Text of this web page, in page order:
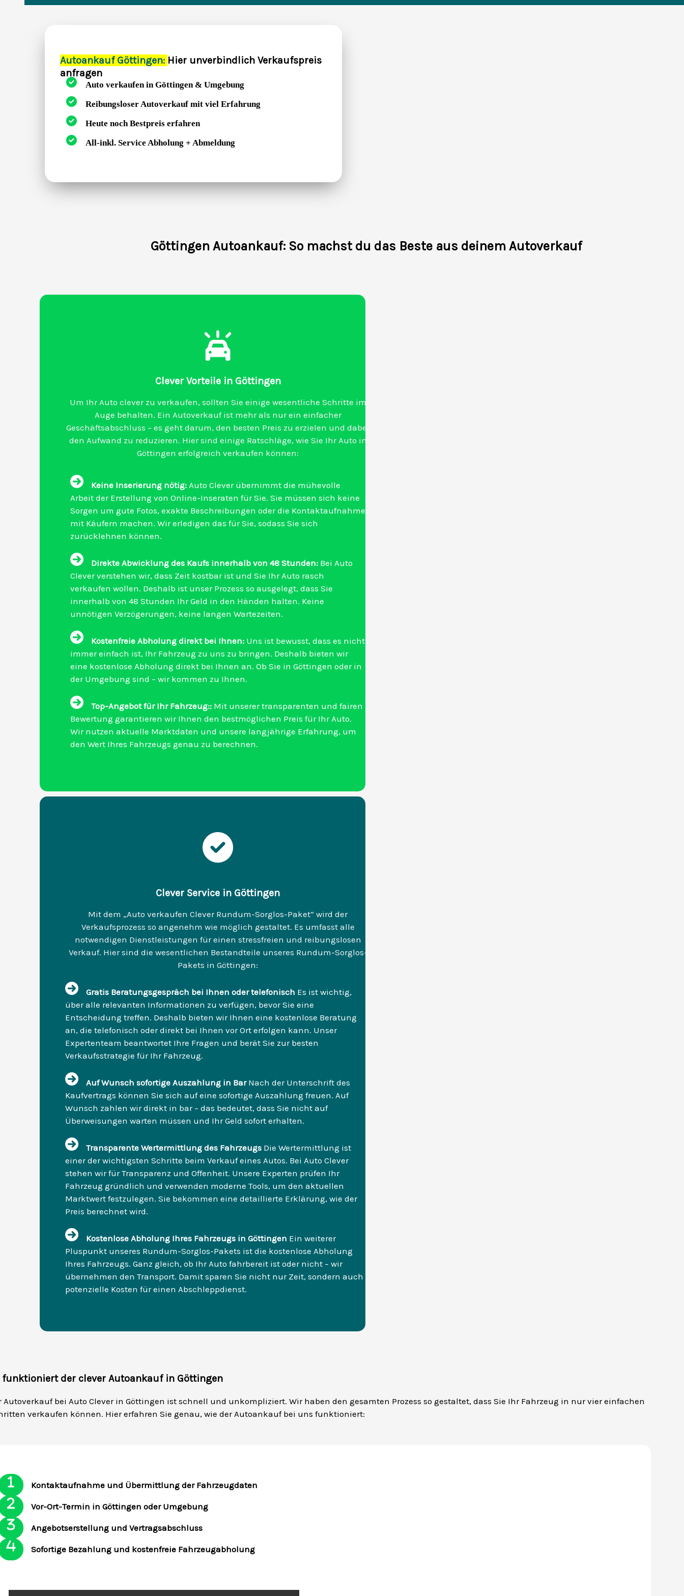
Autoankauf Göttingen: Hier unverbindlich Verkaufspreis
anfragen
Auto verkaufen in Göttingen & Umgebung
Reibungsloser Autoverkauf mit viel Erfahrung
Heute noch Bestpreis erfahren
All-inkl. Service Abholung + Abmeldung
Göttingen Autoankauf: So machst du das Beste aus deinem Autoverkauf
Clever Vorteile in Göttingen
Um Ihr Auto clever zu verkaufen, sollten Sie einige wesentliche Schritte im
Auge behalten. Ein Autoverkauf ist mehr als nur ein einfacher
Geschäftsabschluss – es geht darum, den besten Preis zu erzielen und dabei
den Aufwand zu reduzieren. Hier sind einige Ratschläge, wie Sie Ihr Auto in
Göttingen erfolgreich verkaufen können:
Keine Inserierung nötig: Auto Clever übernimmt die mühevolle
Arbeit der Erstellung von Online-Inseraten für Sie. Sie müssen sich keine
Sorgen um gute Fotos, exakte Beschreibungen oder die Kontaktaufnahme
mit Käufern machen. Wir erledigen das für Sie, sodass Sie sich
zurücklehnen können.
Direkte Abwicklung des Kaufs innerhalb von 48 Stunden: Bei Auto
Clever verstehen wir, dass Zeit kostbar ist und Sie Ihr Auto rasch
verkaufen wollen. Deshalb ist unser Prozess so ausgelegt, dass Sie
innerhalb von 48 Stunden Ihr Geld in den Händen halten. Keine
unnötigen Verzögerungen, keine langen Wartezeiten.
Kostenfreie Abholung direkt bei Ihnen: Uns ist bewusst, dass es nicht
immer einfach ist, Ihr Fahrzeug zu uns zu bringen. Deshalb bieten wir
eine kostenlose Abholung direkt bei Ihnen an. Ob Sie in Göttingen oder in
der Umgebung sind – wir kommen zu Ihnen.
Top-Angebot für Ihr Fahrzeug:: Mit unserer transparenten und fairen
Bewertung garantieren wir Ihnen den bestmöglichen Preis für Ihr Auto.
Wir nutzen aktuelle Marktdaten und unsere langjährige Erfahrung, um
den Wert Ihres Fahrzeugs genau zu berechnen.
Clever Service in Göttingen
Mit dem „Auto verkaufen Clever Rundum-Sorglos-Paket“ wird der
Verkaufsprozess so angenehm wie möglich gestaltet. Es umfasst alle
notwendigen Dienstleistungen für einen stressfreien und reibungslosen
Verkauf. Hier sind die wesentlichen Bestandteile unseres Rundum-Sorglos-
Pakets in Göttingen:
Gratis Beratungsgespräch bei Ihnen oder telefonisch Es ist wichtig,
über alle relevanten Informationen zu verfügen, bevor Sie eine
Entscheidung treffen. Deshalb bieten wir Ihnen eine kostenlose Beratung
an, die telefonisch oder direkt bei Ihnen vor Ort erfolgen kann. Unser
Expertenteam beantwortet Ihre Fragen und berät Sie zur besten
Verkaufsstrategie für Ihr Fahrzeug.
Auf Wunsch sofortige Auszahlung in Bar Nach der Unterschrift des
Kaufvertrags können Sie sich auf eine sofortige Auszahlung freuen. Auf
Wunsch zahlen wir direkt in bar – das bedeutet, dass Sie nicht auf
Überweisungen warten müssen und Ihr Geld sofort erhalten.
Transparente Wertermittlung des Fahrzeugs Die Wertermittlung ist
einer der wichtigsten Schritte beim Verkauf eines Autos. Bei Auto Clever
stehen wir für Transparenz und Offenheit. Unsere Experten prüfen Ihr
Fahrzeug gründlich und verwenden moderne Tools, um den aktuellen
Marktwert festzulegen. Sie bekommen eine detaillierte Erklärung, wie der
Preis berechnet wird.
Kostenlose Abholung Ihres Fahrzeugs in Göttingen Ein weiterer
Pluspunkt unseres Rundum-Sorglos-Pakets ist die kostenlose Abholung
Ihres Fahrzeugs. Ganz gleich, ob Ihr Auto fahrbereit ist oder nicht – wir
übernehmen den Transport. Damit sparen Sie nicht nur Zeit, sondern auch
potenzielle Kosten für einen Abschleppdienst.
funktioniert der clever Autoankauf in Göttingen
Autoverkauf bei Auto Clever in Göttingen ist schnell und unkompliziert. Wir haben den gesamten Prozess so gestaltet, dass Sie Ihr Fahrzeug in nur vier einfachen
verkaufen können. Hier erfahren Sie genau, wie der Autoankauf bei uns funktioniert:
Kontaktaufnahme und Übermittlung der Fahrzeugdaten
Vor-Ort-Termin in Göttingen oder Umgebung
Angebotserstellung und Vertragsabschluss
Sofortige Bezahlung und kostenfreie Fahrzeugabholung